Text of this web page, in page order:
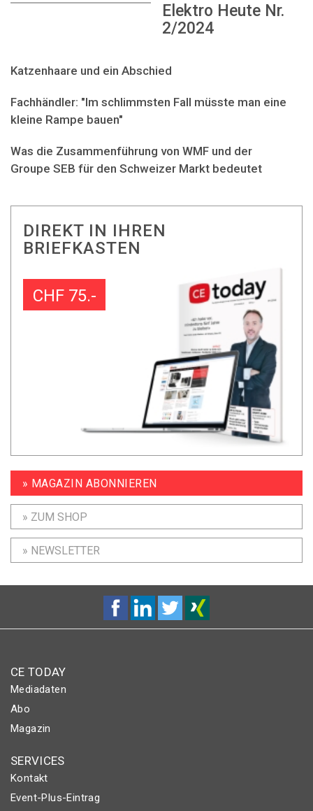
Elektro Heute Nr.
2/2024
Katzenhaare und ein Abschied
Fachhändler: "Im schlimmsten Fall müsste man eine
kleine Rampe bauen"
Was die Zusammenführung von WMF und der
Groupe SEB für den Schweizer Markt bedeutet
DIREKT IN IHREN
BRIEFKASTEN
CHF 75.-
» MAGAZIN ABONNIEREN
» ZUM SHOP
» NEWSLETTER
CE TODAY
Mediadaten
Abo
Magazin
SERVICES
Kontakt
Event-Plus-Eintrag